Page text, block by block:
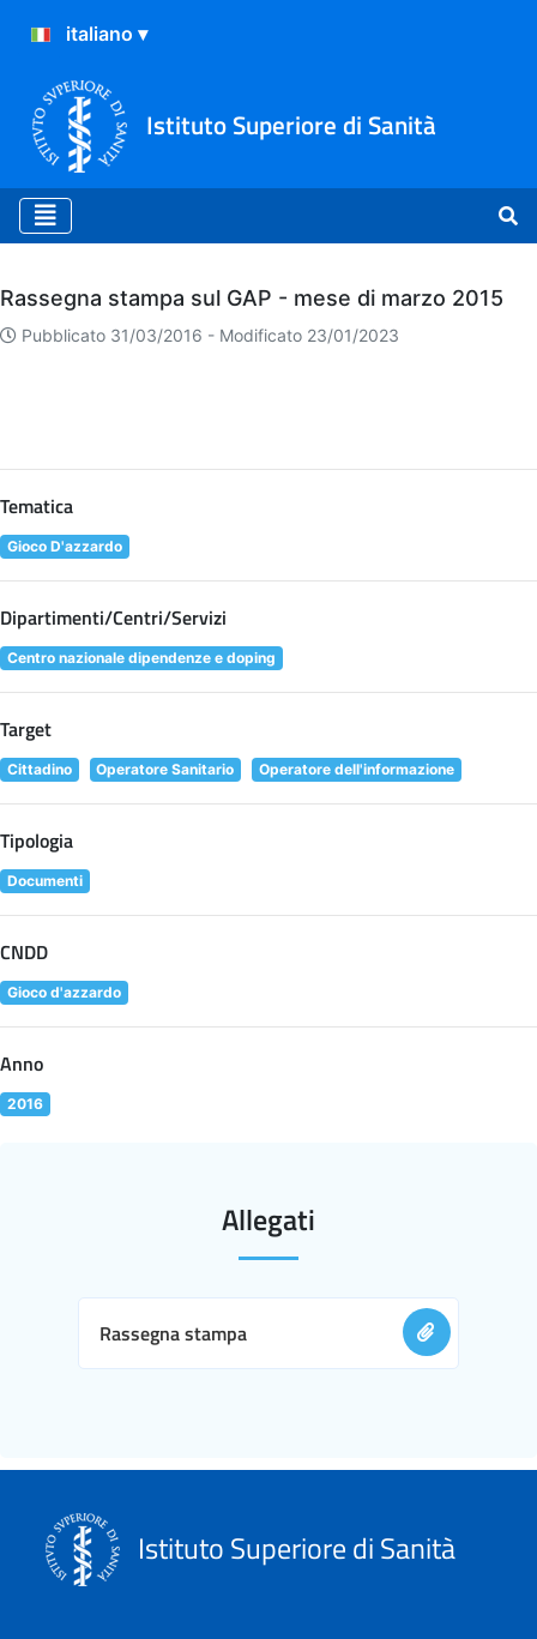
Istituto Superiore di Sanità
Archivio
Rassegna stampa sul GAP - mese di marzo 2015
Pubblicato 31/03/2016 - Modificato 23/01/2023
Tematica
Gioco D'azzardo
Dipartimenti/Centri/Servizi
Centro nazionale dipendenze e doping
Target
Cittadino Operatore Sanitario Operatore dell'informazione
Tipologia
Documenti
CNDD
Gioco d'azzardo
Anno
2016
Allegati
Rassegna stampa
Istituto Superiore di Sanità